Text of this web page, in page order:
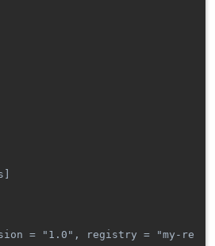
= "1.0", registry = "my-re